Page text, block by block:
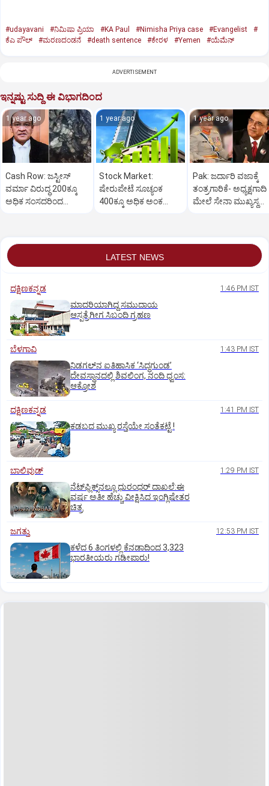
#udayavani #ನಿಮಿಷಾ ಪ್ರಿಯಾ #KA Paul #Nimisha Priya case #Evangelist
#
ಕೆಎ ಪೌಲ್
#ಮರಣದಂಡನೆ #death sentence #ಕೇರಳ #Yemen #ಯೆಮೆನ್‌
ADVERTISEMENT
ಇನ್ನಷ್ಟು ಸುದ್ದಿ ಈ ವಿಭಾಗದಿಂದ
1 year ago
Cash Row: ಜಸ್ಟೀಸ್‌
ವರ್ಮಾ ವಿರುದ್ಧ 200ಕ್ಕೂ
ಅಧಿಕ ಸಂಸದರಿಂದ
1 year ago
Stock Market:
ಷೇರುಪೇಟೆ ಸೂಚ್ಯಂಕ
400ಕ್ಕೂ ಅಧಿಕ ಅಂಕ
1 year ago
Pak: ಜರ್ದಾರಿ ವಜಾಕ್ಕೆ
ತಂತ್ರಗಾರಿಕೆ- ಅಧ್ಯಕ್ಷಗಾದಿ
ಮೇಲೆ ಸೇನಾ ಮುಖ್ಯಸ್ಥ
LATEST NEWS
ದಕ್ಷಿಣಕನ್ನಡ 1:46 PM IST
ಮಾದರಿಯಾಗಿದ್ದ ಸಮುದಾಯ
ಆಸ್ಪತ್ರೆಗೀಗ ಸಿಬಂದಿ ಗ್ರಹಣ
ಬೆಳಗಾವಿ 1:43 PM IST
ನಿಡಗಲ್‌ನ ಐತಿಹಾಸಿಕ ‘ಸಿದ್ಧಗುಂಡ’
ದೇವಸ್ಥಾನದಲ್ಲಿ ಶಿವಲಿಂಗ, ನಂದಿ ಧ್ವಂಸ:
ಆಕ್ರೋಶ
ದಕ್ಷಿಣಕನ್ನಡ 1:41 PM IST
ಕಡಬದ ಮುಖ್ಯ ರಸ್ತೆಯೇ ಸಂತೆಕಟ್ಟೆ !
ಬಾಲಿವುಡ್‌ 1:29 PM IST
ನೆಟ್‌ಫ್ಲಿಕ್ಸ್‌ನಲ್ಲೂ ಧುರಂಧರ್‌ ದಾಖಲೆ:ಈ
ವರ್ಷ ಅತೀ ಹೆಚ್ಚು ವೀಕ್ಷಿಸಿದ ಇಂಗ್ಲಿಷೇತರ
ಚಿತ್ರ
ಜಗತ್ತು 12:53 PM IST
ಕಳೆದ 6 ತಿಂಗಳಲ್ಲಿ ಕೆನಡಾದಿಂದ 3,323
ಭಾರತೀಯರು ಗಡೀಪಾರು!